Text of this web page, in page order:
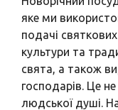
яке ми
подачі
культури та
свята, а також
господарів. Це
людської душі.